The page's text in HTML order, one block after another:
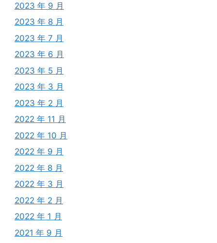
2023 年 9 月
2023 年 8 月
2023 年 7 月
2023 年 6 月
2023 年 5 月
2023 年 3 月
2023 年 2 月
2022 年 11 月
2022 年 10 月
2022 年 9 月
2022 年 8 月
2022 年 3 月
2022 年 2 月
2022 年 1 月
2021 年 9 月